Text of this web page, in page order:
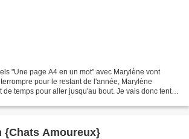
"Une page A4 en un mot" avec Marylène vont
pour le restant de l'année, Marylène
temps pour aller jusqu'au bout. Je vais donc tenter
{Chats Amoureux}